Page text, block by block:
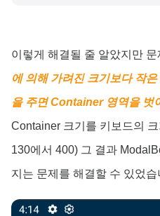
이렇게 해결될 줄 알았지만
에 의해 가려진 크기보다 작
을 주면 Container 영역을 벗
Container 크기를 키보드의
130에서 400) 그 결과
지는 문제를 해결할 수 있었습